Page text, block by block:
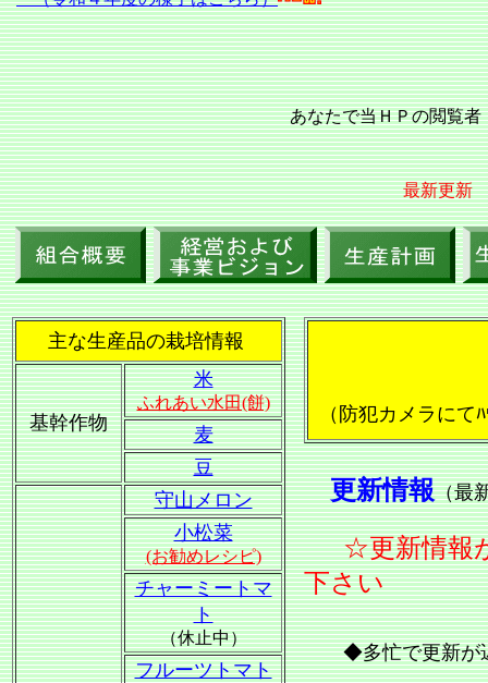
あなたで当ＨＰの閲
最新更
主な生産品の栽培情報
基幹作物
米
ふれあい水田(餅)
麦
豆
守山メロン
小松菜
(お勧めレシピ)
チャーミートマ
ト
（休止中）
フルーツトマト
（防犯カメラに
更新情報（最
☆更新情報
下さい
◆多忙で更新が遅